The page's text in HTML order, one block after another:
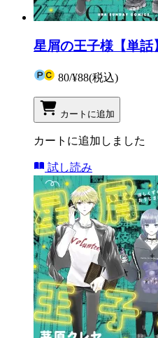
星屑の王子様【単話
80/¥88(税込)
カートに追加
カートに追加しました
試し読み